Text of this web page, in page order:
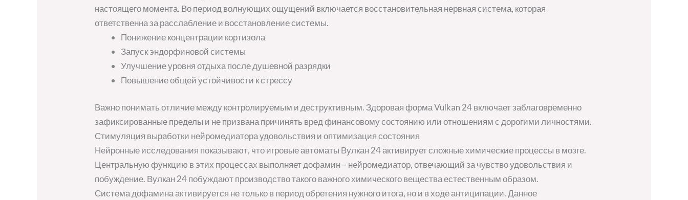
настоящего момента. Во период волнующих ощущений включается восстановительная нервная система, которая
ответственна за расслабление и восстановление системы.
Понижение концентрации кортизола
Запуск эндорфиновой системы
Улучшение уровня отдыха после душевной разрядки
Повышение общей устойчивости к стрессу
Важно понимать отличие между контролируемым и деструктивным. Здоровая форма Vulkan 24 включает заблаговременно
зафиксированные пределы и не призвана причинять вред финансовому состоянию или отношениям с дорогими личностями.
Стимуляция выработки нейромедиатора удовольствия и оптимизация состояния
Нейронные исследования показывают, что игровые автоматы Вулкан 24 активирует сложные химические процессы в мозге.
Центральную функцию в этих процессах выполняет дофамин – нейромедиатор, отвечающий за чувство удовольствия и
побуждение. Вулкан 24 побуждают производство такого важного химического вещества естественным образом.
Система дофамина активируется не только в период обретения нужного итога, но и в ходе антиципации. Данное